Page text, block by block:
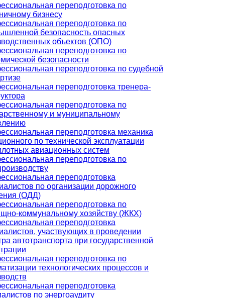
переподготовка по
бизнесу
переподготовка по
безопасность опасных
объектов (ОПО)
переподготовка по
безопасности
переподготовка по судебной
переподготовка тренера-
переподготовка по
и муниципальному
переподготовка механика
по технической эксплуатации
авиационных систем
переподготовка по
переподготовка
по организации дорожного
(ОДД)
переподготовка по
коммунальному хозяйству (ЖКХ)
переподготовка
участвующих в проведении
автотранспорта при государственной
переподготовка по
технологических процессов и
переподготовка
по энергоаудиту